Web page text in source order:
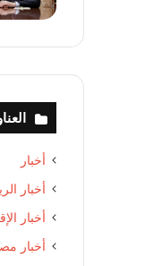
أخبار
أخبار
أخبار
أخبار